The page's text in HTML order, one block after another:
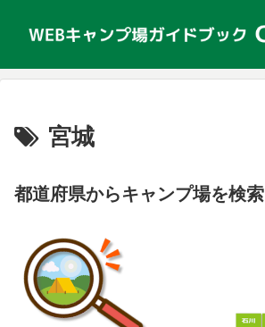
宮城
都道府県からキャンプ場を検索